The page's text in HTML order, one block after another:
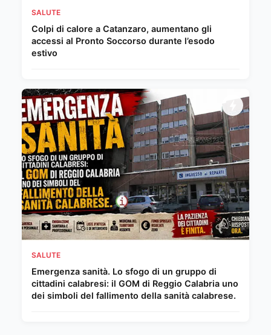
SALUTE
Colpi di calore a Catanzaro, aumentano gli
accessi al Pronto Soccorso durante l’esodo
estivo
SALUTE
Emergenza sanità. Lo sfogo di un gruppo di
cittadini calabresi: il GOM di Reggio Calabria uno
dei simboli del fallimento della sanità calabrese.